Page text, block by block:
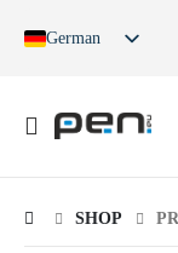
German
Spanish
SHOP